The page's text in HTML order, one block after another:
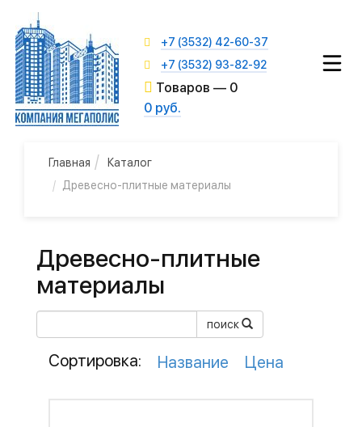
+7 (3532) 42-60-37
+7 (3532) 93-82-92
Товаров — 0
0 руб.
Главная
Каталог
Древесно-плитные материалы
Древесно-плитные
материалы
поиск
Сортировка: Название Цена